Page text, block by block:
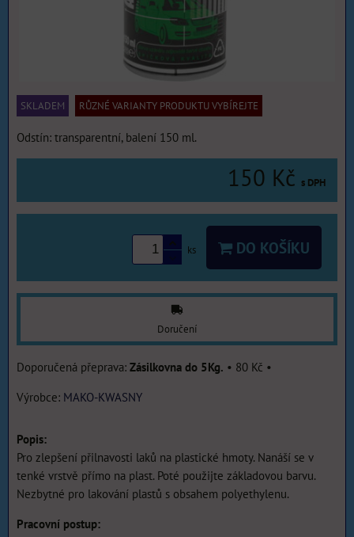
SKLADEM RŮZNÉ VARIANTY PRODUKTU VYBÍREJTE
Odstín: transparentní, balení 150 ml.
150 Kč s DPH
ks DO KOŠÍKU
Doručení
Zásilkovna do 5Kg. • 80 Kč •
Výrobce: MAKO-KWASNY
Popis:
Pro zlepšení přilnavosti laků na plastické hmoty. Nanáší se v
tenké vrstvě přímo na plast. Poté použijte základovou barvu.
Nezbytné pro lakování plastů s obsahem polyethylenu.
Pracovní postup: